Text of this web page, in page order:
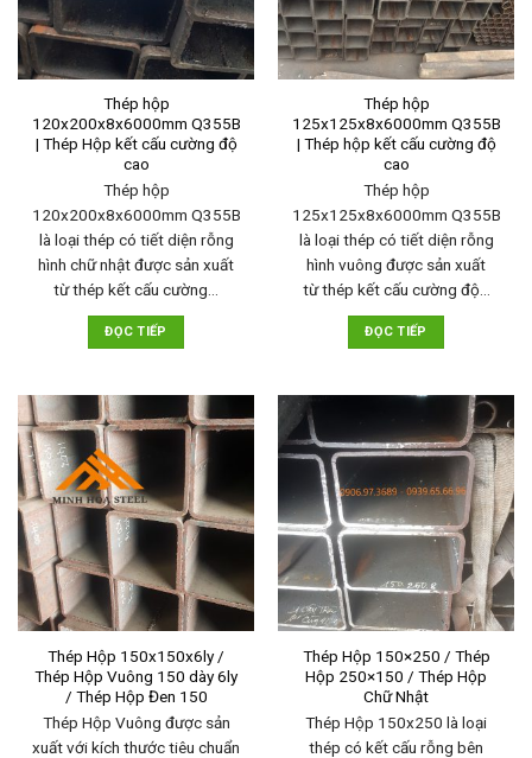
Thép hộp
120x200x8x6000mm Q355B
| Thép Hộp kết cấu cường độ
cao
Thép hộp
120x200x8x6000mm Q355B
là loại thép có tiết diện rỗng
hình chữ nhật được sản xuất
từ thép kết cấu cường…
ĐỌC TIẾP
Thép hộp
125x125x8x6000mm Q355B
| Thép hộp kết cấu cường độ
cao
Thép hộp
125x125x8x6000mm Q355B
là loại thép có tiết diện rỗng
hình vuông được sản xuất
từ thép kết cấu cường độ…
ĐỌC TIẾP
Thép Hộp 150x150x6ly /
Thép Hộp Vuông 150 dày 6ly
/ Thép Hộp Đen 150
Thép Hộp Vuông được sản
xuất với kích thước tiêu chuẩn
Thép Hộp 150×250 / Thép
Hộp 250×150 / Thép Hộp
Chữ Nhật
Thép Hộp 150x250 là loại
thép có kết cấu rỗng bên